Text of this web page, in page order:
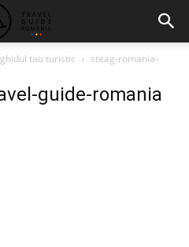
tau turistic
steag-romania-
guide-romania